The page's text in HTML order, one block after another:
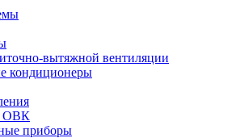
вытяжной вентиляции
кондиционеры
ОВК
приборы